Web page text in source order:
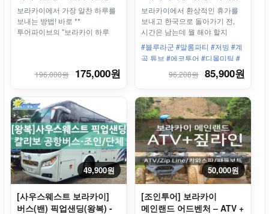
무제한샤브샤브 중식)
보라카이에서 가장 알찬 하루를
보내는 방법! 바로 **
투어파이브의 "보라카이 하루
경험을 바탕으로 직접 설계한
짜릿한 해양 스포츠, 환상적인
석양, 그리고 힐링 마사지까지,
하루를 꽉 채운 특별한 경험을
제공합니다.
196,000원 175,000원
점심제공
보라카이에서 환상적인 휴가를
보내고 한국으로 돌아가기 전,
시간은 남는데 뭘 해야 할지
고민이라면? 일명 보라카이의
블루 라군으로 불리는
말룸파티로 떠나자
#블루라군 #말롬파티 #저빙 #계
곡 튜브 #에코투어 #디몰미팅 #
96,208원 85,900원
49,900원
[사우스웨스트 보라카이]
버스(밴) 픽업샌딩(왕복) -
50,000원
[조인투어] 보라카이
메인랜드 어드벤처 – ATV +